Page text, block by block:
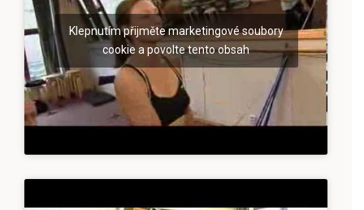
Klepnutím přijměte marketingové soubory
cookie a povolte tento obsah